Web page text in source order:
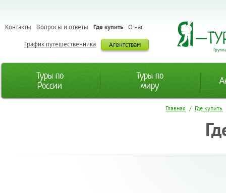
О нас
Где купить
Вопросы и ответы
Контакты
Агентствам
График путешественника
Туры по
России
Туры по
миру
Главная / Где купить